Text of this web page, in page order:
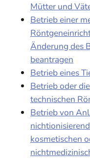
Mütter und
Betrieb einer
Änderung des
beantragen
Betrieb eines
Betrieb oder
technischen
Betrieb von
kosmetischen